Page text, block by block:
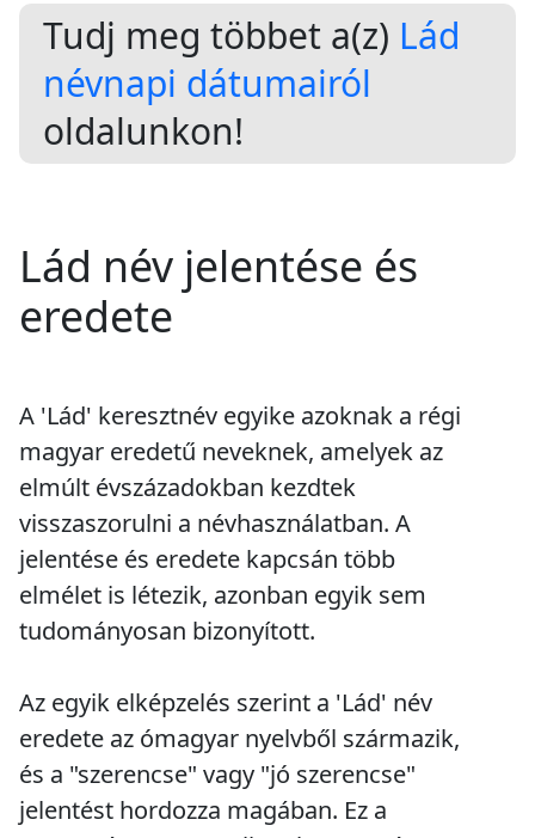
Tudj meg többet a(z) Lád
névnapi dátumairól
oldalunkon!
Lád név jelentése és
eredete
A 'Lád' keresztnév egyike azoknak a régi
magyar eredetű neveknek, amelyek az
elmúlt évszázadokban kezdtek
visszaszorulni a névhasználatban. A
jelentése és eredete kapcsán több
elmélet is létezik, azonban egyik sem
tudományosan bizonyított.
Az egyik elképzelés szerint a 'Lád' név
eredete az ómagyar nyelvből származik,
és a "szerencse" vagy "jó szerencse"
jelentést hordozza magában. Ez a